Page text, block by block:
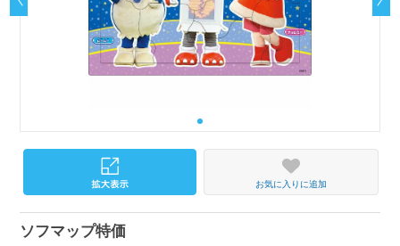
お気に入りに追加
ソフマップ特価